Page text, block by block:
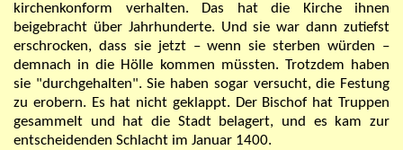
kirchenkonform verhalten. Das hat die Kirche ihnen
beigebracht über Jahrhunderte. Und sie war dann zutiefst
erschrocken, dass sie jetzt – wenn sie sterben würden –
demnach in die Hölle kommen müssten. Trotzdem haben
sie "durchgehalten". Sie haben sogar versucht, die Festung
zu erobern. Es hat nicht geklappt. Der Bischof hat Truppen
gesammelt und hat die Stadt belagert, und es kam zur
entscheidenden Schlacht im Januar 1400.